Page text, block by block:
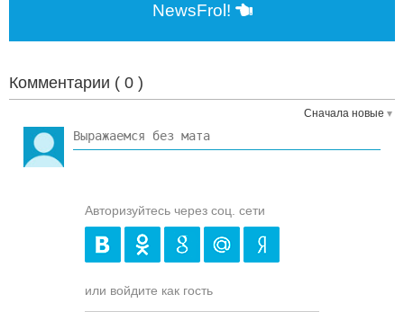
NewsFrol!
Комментарии ( 0 )
Сначала новые
Авторизуйтесь через соц. сети
или войдите как гость